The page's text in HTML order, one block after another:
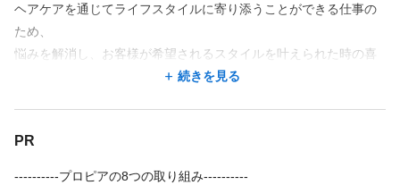
ヘアケアを通じてライフスタイルに寄り添うことができる仕事の
ため、
悩みを解消し、お客様が希望されるスタイルを叶えられた時の喜
方、
続きを見る
PR
----------プロピアの8つの取り組み----------